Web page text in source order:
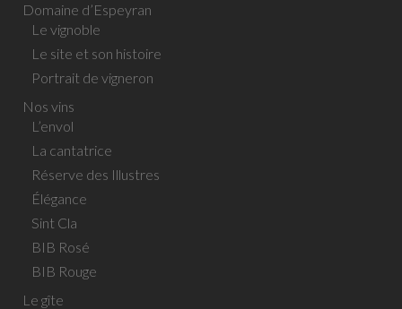
Domaine d’Espeyran
Le vignoble
Le site et son histoire
Portrait de vigneron
Nos vins
L’envol
La cantatrice
Réserve des Illustres
Élégance
Sint Cla
BIB Rosé
BIB Rouge
Le gîte